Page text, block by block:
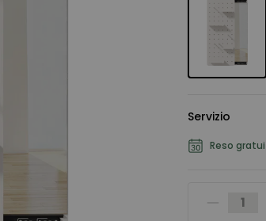
Servizio
Reso